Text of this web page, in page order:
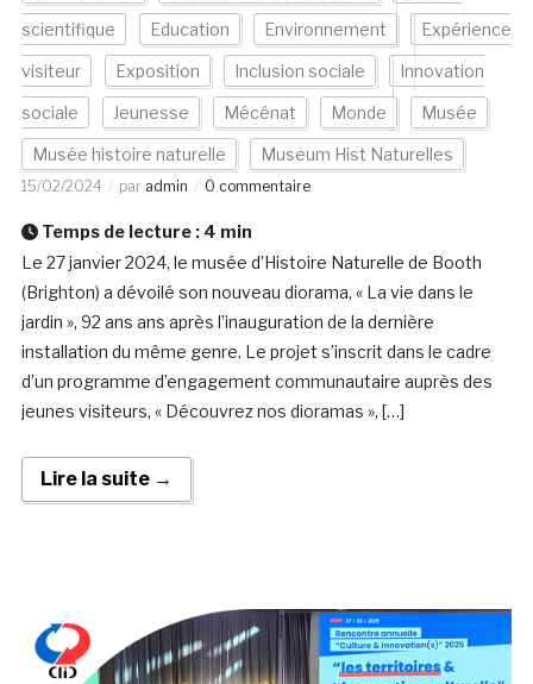
scientifique Education Environnement Expérience
visiteur Exposition Inclusion sociale Innovation
sociale Jeunesse Mécénat Monde Musée
Musée histoire naturelle Museum Hist Naturelles
15/02/2024 par admin 0 commentaire
Temps de lecture : 4 min
Le 27 janvier 2024, le musée d’Histoire Naturelle de Booth
(Brighton) a dévoilé son nouveau diorama, « La vie dans le
jardin », 92 ans ans après l’inauguration de la dernière
installation du même genre. Le projet s’inscrit dans le cadre
d’un programme d’engagement communautaire auprès des
jeunes visiteurs, « Découvrez nos dioramas », […]
Lire la suite →